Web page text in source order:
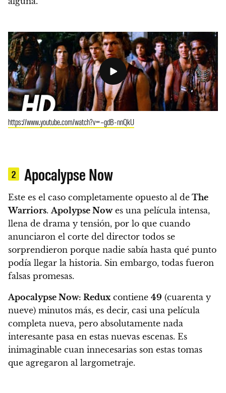
https://www.youtube.com/watch?v=–gdB-nnQkU
2 Apocalypse Now
Este es el caso completamente opuesto al de The
Warriors. Apolypse Nowes una película intensa,
llena de drama y tensión, por lo que cuando
anunciaron el corte del director todos se
sorprendieron porque nadie sabía hasta qué punto
podía llegar la historia. Sin embargo, todas fueron
falsas promesas.
Apocalypse Now: Redux contiene 49 (cuarenta y
nueve) minutos más, es decir, casi una película
completa nueva, pero absolutamente nada
interesante pasa en estas nuevas escenas. Es
inimaginable cuan innecesarias son estas tomas
que agregaron al largometraje.